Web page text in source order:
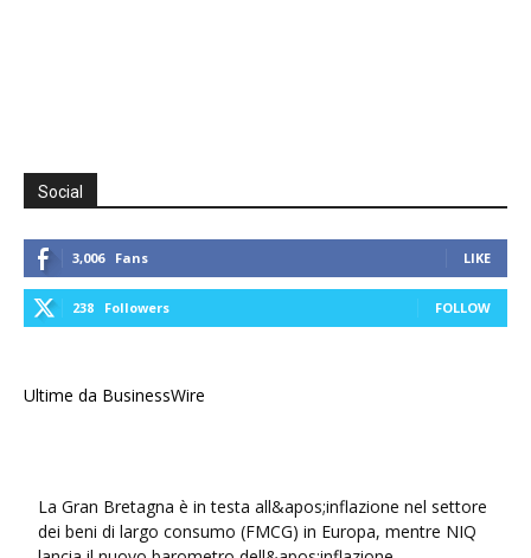
Social
3,006 Fans LIKE
238 Followers FOLLOW
Ultime da BusinessWire
La Gran Bretagna è in testa all&apos;inflazione nel settore
dei beni di largo consumo (FMCG) in Europa, mentre NIQ